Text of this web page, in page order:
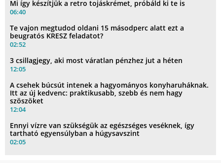
Mi így készítjük a retro tojáskrémet, próbáld ki te is
06:40
Te vajon megtudod oldani 15 másodperc alatt ezt a
beugratós KRESZ feladatot?
02:52
3 csillagjegy, aki most váratlan pénzhez jut a héten
12:05
A csehek búcsút intenek a hagyományos konyharuháknak.
Itt az új kedvenc: praktikusabb, szebb és nem hagy
szöszöket
12:04
Ennyi vízre van szükségük az egészséges veséknek, így
tartható egyensúlyban a húgysavszint
02:05